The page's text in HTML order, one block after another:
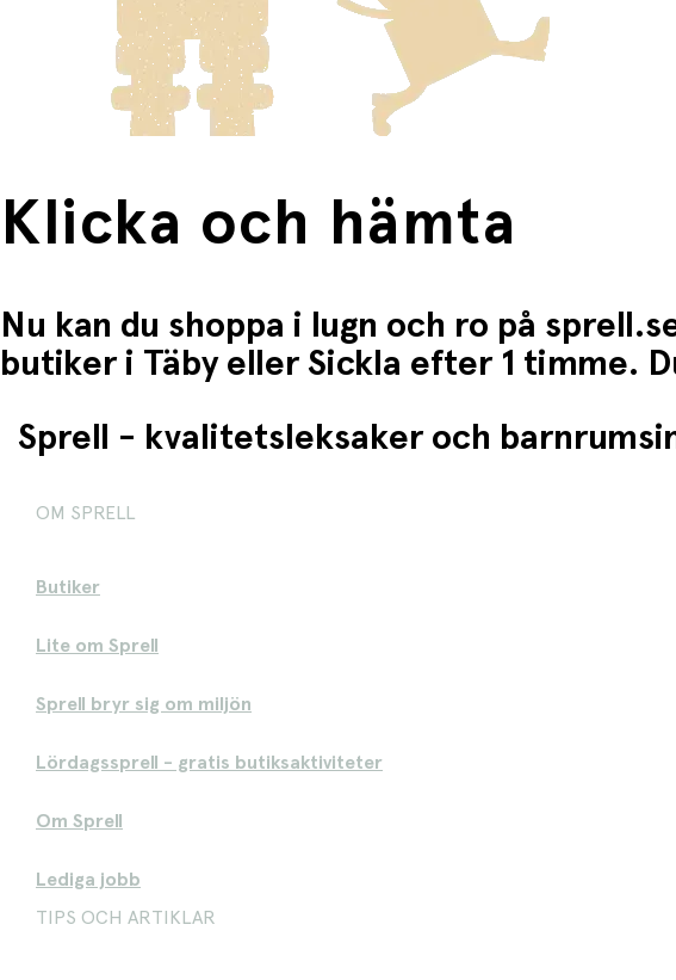
Klicka och hämta
Nu kan du shoppa i lugn och ro på
butiker i Täby eller Sickla efter 1 timme.
Sprell - kvalitetsleksaker och
OM SPRELL
Butiker
Lite om Sprell
Sprell bryr sig om miljön
Lördagssprell - gratis butiksaktiviteter
Om Sprell
Lediga jobb
TIPS OCH ARTIKLAR